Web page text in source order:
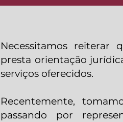
Necessitamos
presta orientação
serviços oferecidos.
Recentemente,
passando por